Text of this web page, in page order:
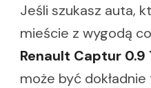
Jeśli szukasz auta,
mieście z wygodą
Renault Captur 0.9
może być